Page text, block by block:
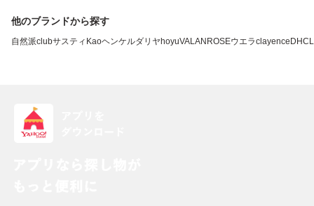
他のブランドから探す
自然派clubサスティ Kaoヘンケルダリヤ hoyuVALANROSEウエラclayence DHC